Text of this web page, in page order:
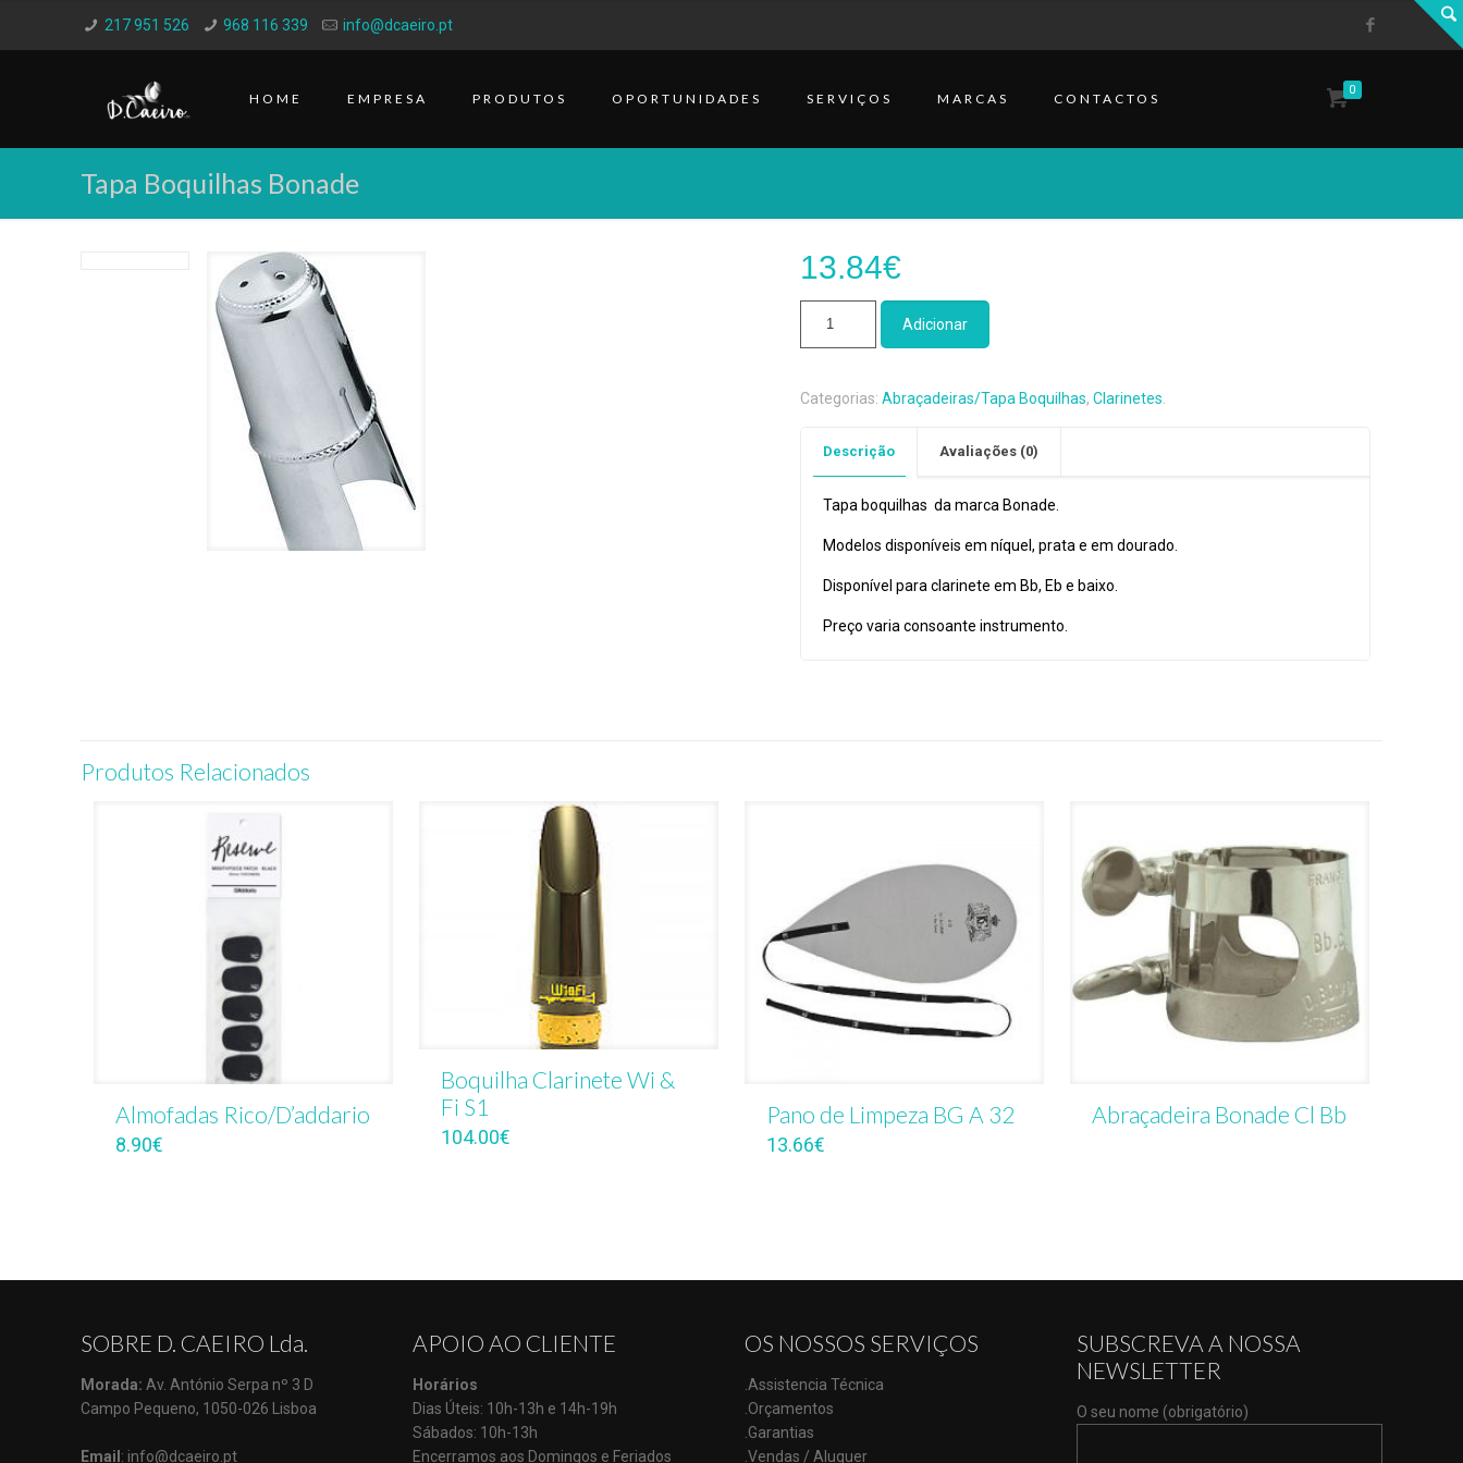
217 951 526 968 116 339 info@dcaeiro.pt
HOME EMPRESA PRODUTOS OPORTUNIDADES SERVIÇOS MARCAS CONTACTOS
0
Tapa Boquilhas Bonade
13.84€
Bonade
Adicionar
Categorias:Abraçadeiras/Tapa Boquilhas,Clarinetes
Descrição Avaliações (0)
Tapa boquilhas da marca Bonade.
Modelos disponíveis em níquel, prata e em dourado.
Disponível para clarinete em Bb, Eb e baixo.
Preço varia consoante instrumento.
Produtos Relacionados
Almofadas Rico/D’addario
8.90€
Boquilha Clarinete Wi &
Fi S1
104.00€
Pano de Limpeza BG A 32
13.66€
Abraçadeira Bonade Cl Bb
SOBRE D. CAEIRO Lda.
Morada: Av. António Serpa nº 3 D
Campo Pequeno, 1050-026 Lisboa
Email : info@dcaeiro.pt
APOIO AO CLIENTE
Horários
Dias Úteis: 10h-13h e 14h-19h
Sábados: 10h-13h
Encerramos aos Domingos e Feriados
OS NOSSOS SERVIÇOS
.Assistencia Técnica
.Orçamentos
.Garantias
.Vendas / Aluguer
SUBSCREVA A NOSSA
NEWSLETTER
O seu nome (obrigatório)